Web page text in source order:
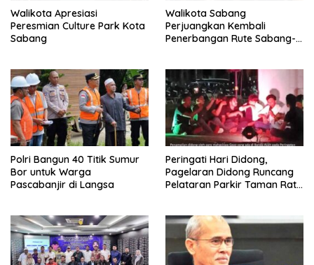
Walikota Apresiasi
Peresmian Culture Park Kota
Sabang
Walikota Sabang
Perjuangkan Kembali
Penerbangan Rute Sabang-
Polri Bangun 40 Titik Sumur
Bor untuk Warga
Pascabanjir di Langsa
Peringati Hari Didong,
Pagelaran Didong Runcang
Pelataran Parkir Taman Ratu